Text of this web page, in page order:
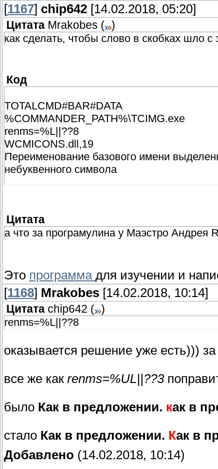
[1167] chip642 [14.02.2018, 05:20]
Цитата Mrakobes (
)
как сделать, чтобы слово в скобках шло с
Код
TOTALCMD#BAR#DATA
%COMMANDER_PATH%\TCIMG.exe
renms=%L||??8
WCMICONS.dll,19
Переименование базового имени
небуквенного символа
Цитата
а что за програмулина у Маэстро Андрея
Это программа для изучении и
[1168] Mrakobes [14.02.2018, 10:14]
Цитата chip642 (
)
renms=%L||??8
оказывается решение уже есть)))
все же как renms=%UL||??3
было Как в предложении. как в
стало Как в предложении. Как в
Добавлено (14.02.2018, 10:14)